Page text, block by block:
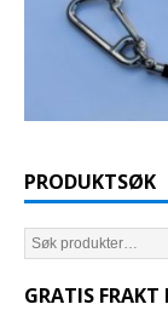
PRODUKTSØK
GRATIS FRAKT